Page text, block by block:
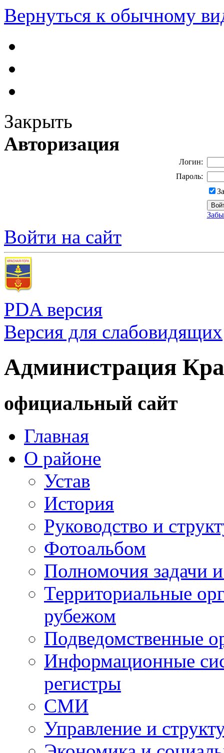
Вернуться к обычному
Закрыть
Авторизация
Логин:
Пароль:
Войти на сайт
PDA версия
Версия для слабовидящих
Администрация
официальный сайт
Главная
О районе
Устав
История
Руководство и
Фотоальбом
Полномочия задачи
Территориальные
рубежом
Подведомственные
Информационные
регистры
СМИ
Управление и